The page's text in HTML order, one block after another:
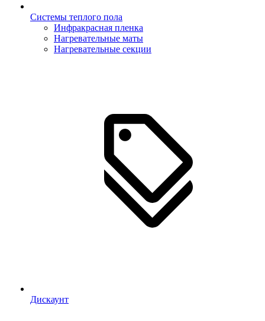
Системы теплого пола
Инфракрасная пленка
Нагревательные маты
Нагревательные секции
Дискаунт